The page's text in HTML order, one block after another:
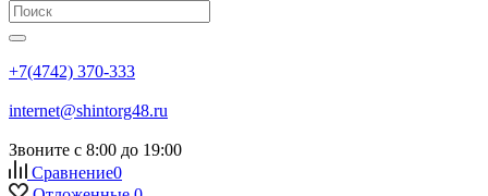
+7(4742) 370-333
internet@shintorg48.ru
Звоните с 8:00 до 19:00
Сравнение0